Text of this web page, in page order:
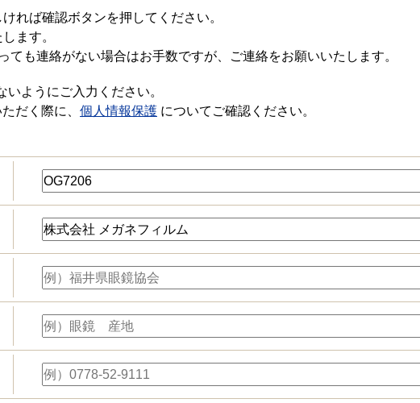
れば確認ボタンを押してください。
ます。
ても連絡がない場合はお手数ですが、ご連絡をお願いいたします。
いようにご入力ください。
だく際に、 個人情報保護 についてご確認ください。